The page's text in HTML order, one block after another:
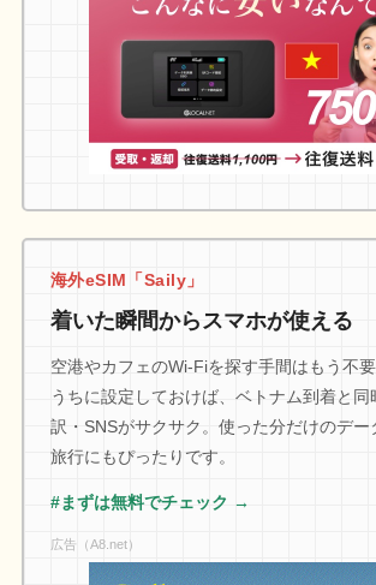
海外eSIM「Saily」
着いた瞬間からスマホが使える
空港やカフェのWi-Fiを探す手間はもう不
うちに設定しておけば、ベトナム到着と
訳・SNSがサクサク。使った分だけのデー
旅行にもぴったりです。
#まずは無料でチェック →
広告（A8.net）